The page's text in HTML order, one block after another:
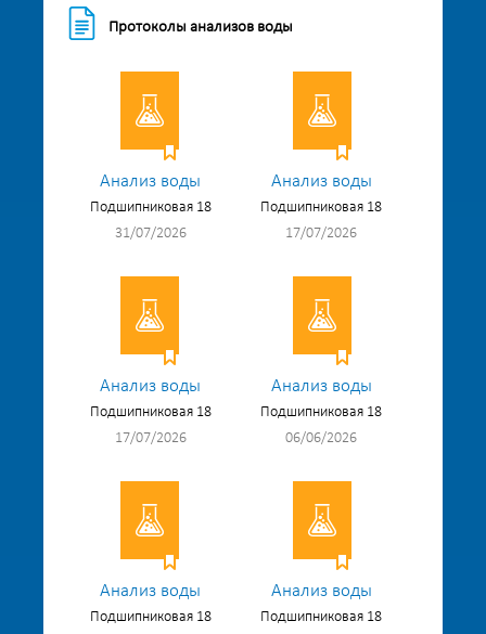
Протоколы анализов воды
Анализ воды
Подшипниковая 18
31/07/2026
Анализ воды
Подшипниковая 18
17/07/2026
Анализ воды
Подшипниковая 18
17/07/2026
Анализ воды
Подшипниковая 18
06/06/2026
Анализ воды
Подшипниковая 18
Анализ воды
Подшипниковая 18